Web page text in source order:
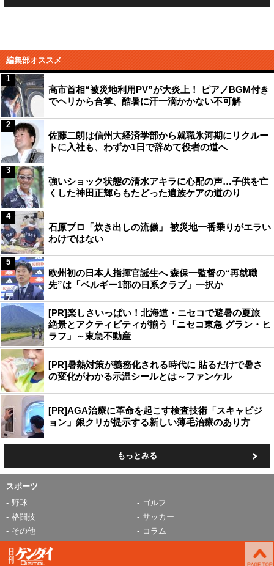
編集部オススメ
高市首相“被災地利用PV”が大炎上！ ピアノBGM付き
でヘリから合掌、酷暑に汗一滴かかない不可解
1
佐藤二朗は信州大経済学部から就職氷河期にリクルー
トに入社も、わずか1日で辞めて役者の道へ
2
強いショック状態の清水アキラに心配の声…子供を亡
くした神田正輝らもたどった遺族ケアの道のり
3
石原プロ「炊き出しの流儀」 被災地一番乗りがエラい
わけではない
4
欧州初の日本人指揮官誕生へ 森保一監督の“再就職
先”は「ベルギー1部の日系クラブ」一択か
5
[PR]楽しさいっぱい！北海道・ニセコで避暑の夏旅
絶景とアクティビティが揃う「ニセコ東急 グラン・ヒ
ラフ」～東急不動産
[PR]暑熱対策が義務化される時代に 貼るだけで暑さ
の変化がわかる示温シールとは～ファンケル
[PR]AGA治療に革命を起こす検査技術「スキャビジ
ョン」銀クリが提示する新しい薄毛治療のあり方
もっとみる
スポーツ
野球
ゴルフ
格闘技
サッカー
その他
コラム